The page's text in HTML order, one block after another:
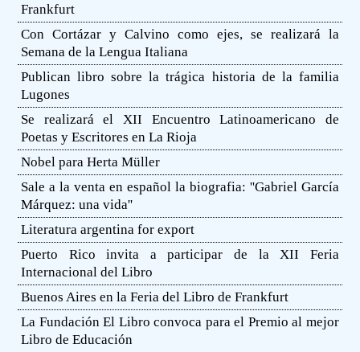
Frankfurt
Con Cortázar y Calvino como ejes, se realizará la
Semana de la Lengua Italiana
Publican libro sobre la trágica historia de la familia
Lugones
Se realizará el XII Encuentro Latinoamericano de
Poetas y Escritores en La Rioja
Nobel para Herta Müller
Sale a la venta en español la biografia: ''Gabriel García
Márquez: una vida''
Literatura argentina for export
Puerto Rico invita a participar de la XII Feria
Internacional del Libro
Buenos Aires en la Feria del Libro de Frankfurt
La Fundación El Libro convoca para el Premio al mejor
Libro de Educación